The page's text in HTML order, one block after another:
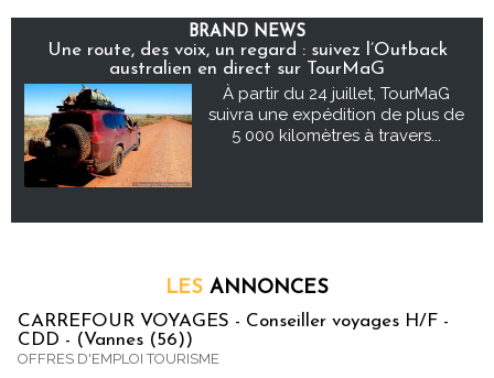
BRAND NEWS
Une route, des voix, un regard : suivez l’Outback
australien en direct sur TourMaG
À partir du 24 juillet, TourMaG
suivra une expédition de plus de
5 000 kilomètres à travers...
LES ANNONCES
CARREFOUR VOYAGES - Conseiller voyages H/F -
CDD - (Vannes (56))
OFFRES D'EMPLOI TOURISME